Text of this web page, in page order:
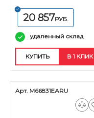
20 857РУБ.
удаленный склад.
КУПИТЬ В 1 КЛИК
Арт. M66831EARU